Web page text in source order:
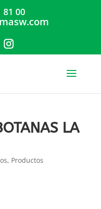
81 00
LA
, Productos